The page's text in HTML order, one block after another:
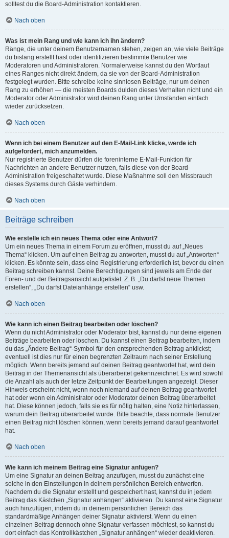
solltest du die Board-Administration kontaktieren.
Nach oben
Was ist mein Rang und wie kann ich ihn ändern?
Ränge, die unter deinem Benutzernamen stehen, zeigen an, wie viele Beiträge
du bislang erstellt hast oder identifizieren bestimmte Benutzer wie
Moderatoren und Administratoren. Normalerweise kannst du den Wortlaut
eines Ranges nicht direkt ändern, da sie von der Board-Administration
festgelegt wurden. Bitte schreibe keine sinnlosen Beiträge, nur um deinen
Rang zu erhöhen — die meisten Boards dulden dieses Verhalten nicht und ein
Moderator oder Administrator wird deinen Rang unter Umständen einfach
wieder zurücksetzen.
Nach oben
Wenn ich bei einem Benutzer auf den E-Mail-Link klicke, werde ich
aufgefordert, mich anzumelden.
Nur registrierte Benutzer dürfen die foreninterne E-Mail-Funktion für
Nachrichten an andere Benutzer nutzen, falls diese von der Board-
Administration freigeschaltet wurde. Diese Maßnahme soll den Missbrauch
dieses Systems durch Gäste verhindern.
Nach oben
Beiträge schreiben
Wie erstelle ich ein neues Thema oder eine Antwort?
Um ein neues Thema in einem Forum zu eröffnen, musst du auf „Neues
Thema“ klicken. Um auf einen Beitrag zu antworten, musst du auf „Antworten“
klicken. Es könnte sein, dass eine Registrierung erforderlich ist, bevor du einen
Beitrag schreiben kannst. Deine Berechtigungen sind jeweils am Ende der
Foren- und der Beitragsansicht aufgelistet. Z. B. „Du darfst neue Themen
erstellen“, „Du darfst Dateianhänge erstellen“ usw.
Nach oben
Wie kann ich einen Beitrag bearbeiten oder löschen?
Wenn du nicht Administrator oder Moderator bist, kannst du nur deine eigenen
Beiträge bearbeiten oder löschen. Du kannst einen Beitrag bearbeiten, indem
du das „Ändere Beitrag“-Symbol für den entsprechenden Beitrag anklickst;
eventuell ist dies nur für einen begrenzten Zeitraum nach seiner Erstellung
möglich. Wenn bereits jemand auf deinen Beitrag geantwortet hat, wird dein
Beitrag in der Themenansicht als überarbeitet gekennzeichnet. Es wird sowohl
die Anzahl als auch der letzte Zeitpunkt der Bearbeitungen angezeigt. Dieser
Hinweis erscheint nicht, wenn noch niemand auf deinen Beitrag geantwortet
hat oder wenn ein Administrator oder Moderator deinen Beitrag überarbeitet
hat. Diese können jedoch, falls sie es für nötig halten, eine Notiz hinterlassen,
warum dein Beitrag überarbeitet wurde. Bitte beachte, dass normale Benutzer
einen Beitrag nicht löschen können, wenn bereits jemand darauf geantwortet
hat.
Nach oben
Wie kann ich meinem Beitrag eine Signatur anfügen?
Um eine Signatur an deinen Beitrag anzufügen, musst du zunächst eine
solche in den Einstellungen in deinem persönlichen Bereich entwerfen.
Nachdem du die Signatur erstellt und gespeichert hast, kannst du in jedem
Beitrag das Kästchen „Signatur anhängen“ aktivieren. Du kannst eine Signatur
auch hinzufügen, indem du in deinem persönlichen Bereich das
standardmäßige Anhängen deiner Signatur aktivierst. Wenn du einen
einzelnen Beitrag dennoch ohne Signatur verfassen möchtest, so kannst du
dort einfach das Kontrollkästchen „Signatur anhängen“ wieder deaktivieren.